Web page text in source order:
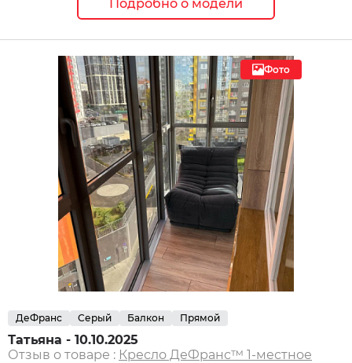
Подробно о модели
Фото
ДеФранс Серый Балкон Прямой
Татьяна - 10.10.2025
Отзыв о товаре : Кресло ДеФранс™️ 1-местное